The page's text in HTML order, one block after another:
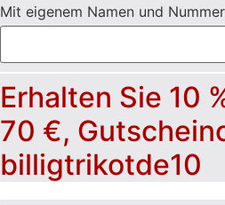
Mit eigenem Namen und Nummer
Erhalten Sie 10
70 €,
billigtrikotde10